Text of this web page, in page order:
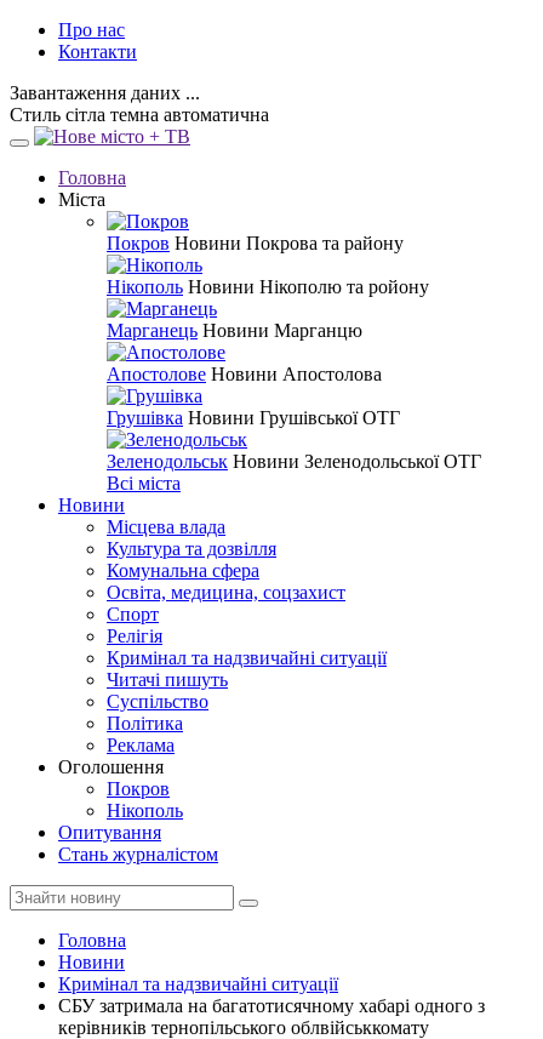
Про нас
Контакти
Завантаження даних ...
Стиль сітла темна автоматична
Головна
Міста
Покров Новини Покрова та району
Нікополь Новини Нікополю та ройону
Марганець Новини Марганцю
Апостолове Новини Апостолова
Грушівка Новини Грушівської ОТГ
Зеленодольськ Новини Зеленодольської ОТГ
Всі міста
Новини
Місцева влада
Культура та дозвілля
Комунальна сфера
Освіта, медицина, соцзахист
Спорт
Релігія
Кримінал та надзвичайні ситуації
Читачі пишуть
Суспільство
Політика
Реклама
Оголошення
Покров
Нікополь
Опитування
Стань журналістом
Головна
Новини
Кримінал та надзвичайні ситуації
СБУ затримала на багатотисячному хабарі одного з
керівників тернопільського облвійськкомату